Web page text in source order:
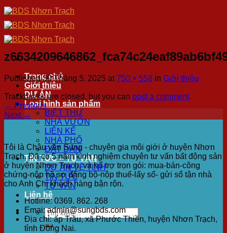
Skip
to
content
Trang chủ
Giới thiệu
DỰ ÁN
Loại hình sản phẩm
BIỆT THỰ
NHÀ VƯỜN
LIÊN KẾ
NHÀ PHỐ
ĐẤT DÂN
TIN TỨC – TƯ VẤN
DỰ ÁN VỆ TINH
TIN TỨC
TƯ VẤN
Liên hệ
Tìm
kiếm:
Published30 Tháng 5, 2025 at750 × 558 in Giới thiệu
Trackbacks are closed, but you can post a comment.
← Previous
Next →
Tôi là Châu văn Sung - chuyên gia môi giới ở huyện Nhơn
Trạch. Đã có 5 năm kinh nghiệm chuyên tư vấn bất động sản
ở huyện Nhơn Trạch, và hổ trợ trọn gói: mua-bán-công
chứng-nộp hồ sơ đăng bộ-nộp thuế-lấy sổ- gửi sổ tận nhà
cho Anh Chị khách hàng bận rộn.
Hotline: 0369. 862. 268
Emai: admin@sungbds.com
Địa chỉ: ấp Trầu, xã Phước Thiền, huyện Nhơn Trạch,
tỉnh Đồng Nai.